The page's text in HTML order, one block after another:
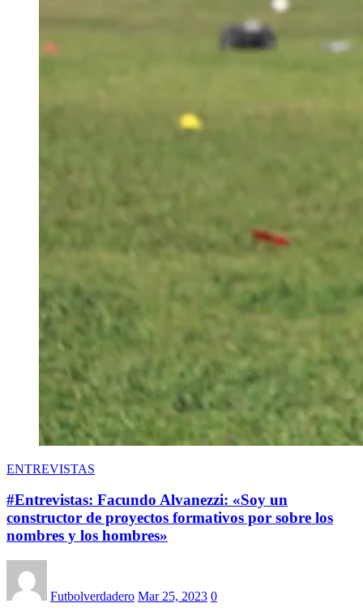
ENTREVISTAS
#Entrevistas: Facundo Alvanezzi: «Soy un
constructor de proyectos formativos por sobre los
nombres y los hombres»
Futbolverdadero Mar 25, 2023 0